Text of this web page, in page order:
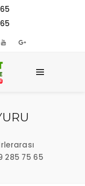
285 75 65